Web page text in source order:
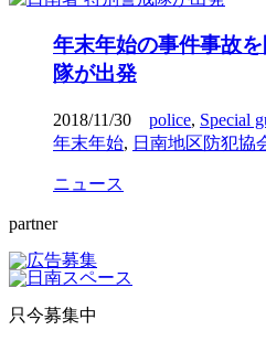
年末年始の事件事故
隊が出発
2018/11/30 police, Special
年末年始, 日南地区防犯協
ニュース
partner
只今募集中